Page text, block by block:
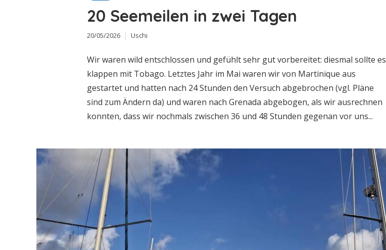
20 Seemeilen in zwei Tagen
20/05/2026 Uschi
Wir waren wild entschlossen und gefühlt sehr gut vorbereitet: diesmal sollte es
klappen mit Tobago. Letztes Jahr im Mai waren wir von Martinique aus
gestartet und hatten nach 24 Stunden den Versuch abgebrochen (vgl. Pläne
sind zum Ändern da) und waren nach Grenada abgebogen, als wir ausrechnen
konnten, dass wir nochmals zwischen 36 und 48 Stunden gegenan vor uns...